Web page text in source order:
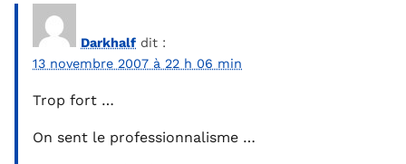
Darkhalf dit :
13 novembre 2007 à 22 h 06 min
Trop fort …
On sent le professionnalisme …